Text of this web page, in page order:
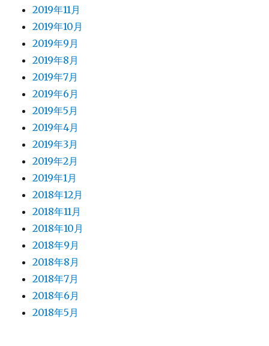
2019年11月
2019年10月
2019年9月
2019年8月
2019年7月
2019年6月
2019年5月
2019年4月
2019年3月
2019年2月
2019年1月
2018年12月
2018年11月
2018年10月
2018年9月
2018年8月
2018年7月
2018年6月
2018年5月